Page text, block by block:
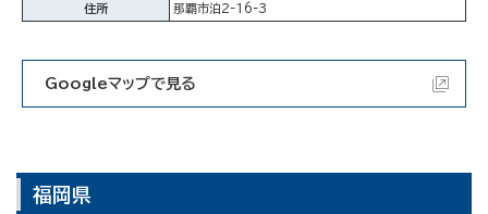
住所 那覇市泊2-16-3
Googleマップで見る
福岡県